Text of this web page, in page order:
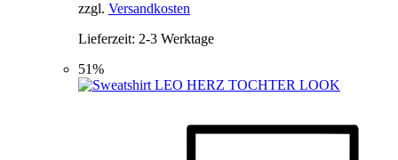
auf
der
Produktseite
werden
zzgl. Versandkosten
Lieferzeit: 2-3 Werktage
51%